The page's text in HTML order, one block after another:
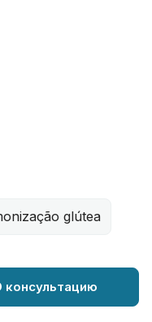
glútea
консультацию